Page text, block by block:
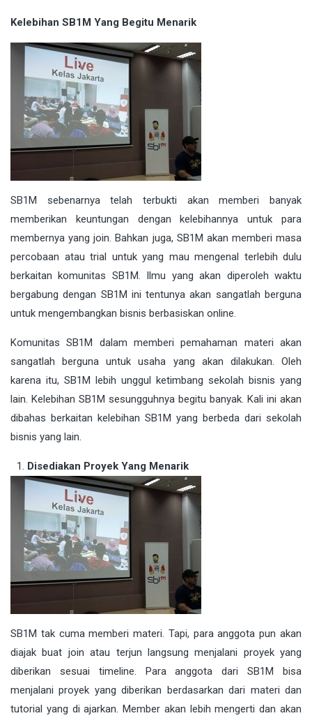
Kelebihan SB1M Yang Begitu Menarik
SB1M sebenarnya telah terbukti akan memberi banyak
memberikan keuntungan dengan kelebihannya untuk para
membernya yang join. Bahkan juga, SB1M akan memberi masa
percobaan atau trial untuk yang mau mengenal terlebih dulu
berkaitan komunitas SB1M. Ilmu yang akan diperoleh waktu
bergabung dengan SB1M ini tentunya akan sangatlah berguna
untuk mengembangkan bisnis berbasiskan online.
Komunitas SB1M dalam memberi pemahaman materi akan
sangatlah berguna untuk usaha yang akan dilakukan. Oleh
karena itu, SB1M lebih unggul ketimbang sekolah bisnis yang
lain. Kelebihan SB1M sesungguhnya begitu banyak. Kali ini akan
dibahas berkaitan kelebihan SB1M yang berbeda dari sekolah
bisnis yang lain.
Disediakan Proyek Yang Menarik
SB1M tak cuma memberi materi. Tapi, para anggota pun akan
diajak buat join atau terjun langsung menjalani proyek yang
diberikan sesuai timeline. Para anggota dari SB1M bisa
menjalani proyek yang diberikan berdasarkan dari materi dan
tutorial yang di ajarkan. Member akan lebih mengerti dan akan